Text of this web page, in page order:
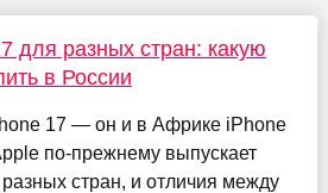
для разных стран: какую
в России
17 — он и в Африке iPhone
по-прежнему выпускает
стран, и отличия между